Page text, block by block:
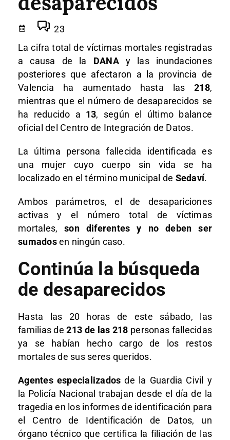
23
La cifra total de víctimas mortales registradas
a causa de la DANAy las inundaciones
posteriores que afectaron a la provincia de
Valencia ha aumentado hasta las 218,
mientras que el número de desaparecidos se
ha reducido a 13, según el último balance
oficial del Centro de Integración de Datos.
La última persona fallecida identificada es
una mujer cuyo cuerpo sin vida se ha
localizado en el término municipal de Sedaví.
Ambos parámetros, el de desapariciones
activas y el número total de víctimas
mortales,son diferentes y no deben ser
sumadosen ningún caso.
Continúa la búsqueda
de desaparecidos
Hasta las 20 horas de este sábado, las
familias de213 de las 218 personas fallecidas
ya se habían hecho cargo de los restos
mortales de sus seres queridos.
Agentes especializados de la Guardia Civil y
la Policía Nacional trabajan desde el día de la
tragedia en los informes de identificación para
el Centro de Identificación de Datos, un
órgano técnico que certifica la filiación de las